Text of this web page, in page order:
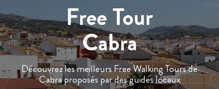
Free Tour
Cabra
Découvrez les meilleurs Free Walking Tours de
Cabra proposés par des guides locaux